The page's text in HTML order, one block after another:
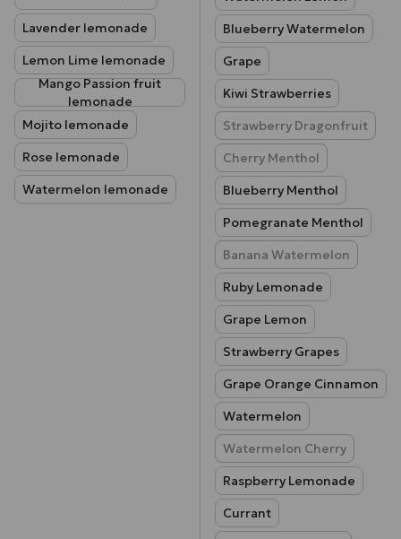
Lavender lemonade
Lemon Lime lemonade
Mango Passion fruit
lemonade
Mojito lemonade
Rose lemonade
Watermelon lemonade
Blueberry Watermelon
Grape
Kiwi Strawberries
Strawberry Dragonfruit
Cherry Menthol
Blueberry Menthol
Pomegranate Menthol
Banana Watermelon
Ruby Lemonade
Grape Lemon
Strawberry Grapes
Grape Orange Cinnamon
Watermelon
Watermelon Cherry
Raspberry Lemonade
Currant